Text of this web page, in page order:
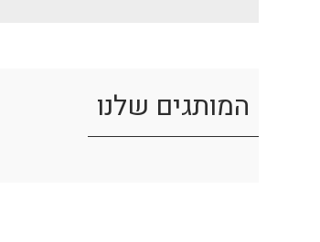
המותגים שלנו